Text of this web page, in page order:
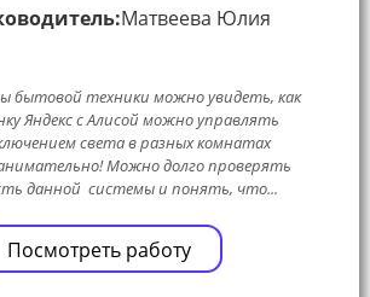
Матвеева Юлия
бытовой техники можно увидеть, как
Яндекс с Алисой можно управлять
света в разных комнатах
Можно долго проверять
данной системы и понять, что...
Посмотреть работу